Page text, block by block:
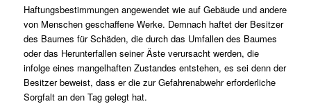
Haftungsbestimmungen angewendet wie auf Gebäude und andere
von Menschen geschaffene Werke. Demnach haftet der Besitzer
des Baumes für Schäden, die durch das Umfallen des Baumes
oder das Herunterfallen seiner Äste verursacht werden, die
infolge eines mangelhaften Zustandes entstehen, es sei denn der
Besitzer beweist, dass er die zur Gefahrenabwehr erforderliche
Sorgfalt an den Tag gelegt hat.